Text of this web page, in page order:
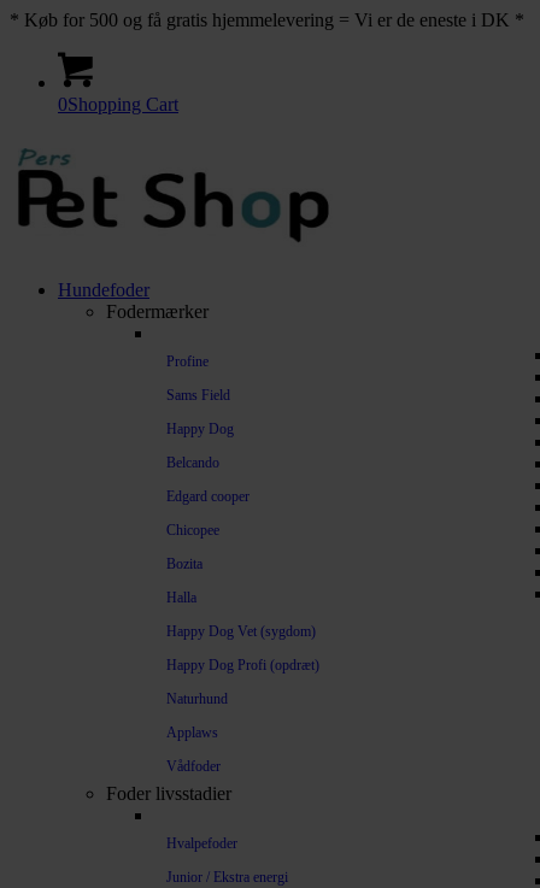
* Køb for 500 og få gratis hjemmelevering = Vi er de eneste i DK *
0Shopping Cart
Hundefoder
Fodermærker
Profine
Sams Field
Happy Dog
Belcando
Edgard cooper
Chicopee
Bozita
Halla
Happy Dog Vet (sygdom)
Happy Dog Profi (opdræt)
Naturhund
Applaws
Vådfoder
Foder livsstadier
Hvalpefoder
Junior / Ekstra energi